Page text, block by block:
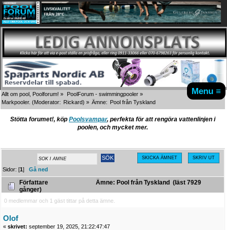
Menu ≡
Allt om pool, Poolforum! » PoolForum - swimmingpooler »
Markpooler. (Moderator: Rickard) » Ämne: Pool från Tyskland
Stötta forumet!, köp Poolsvampar, perfekta för att rengöra vattenlinjen i
poolen, och mycket mer.
SKICKA ÄMNET SKRIV UT
Sidor: [1]Gå ned
Författare
Ämne: Pool från Tyskland (läst 7929
gånger)
0 medlemmar och 1 gäst tittar på detta ämne.
Olof
« skrivet: september 19, 2025, 21:22:47:47